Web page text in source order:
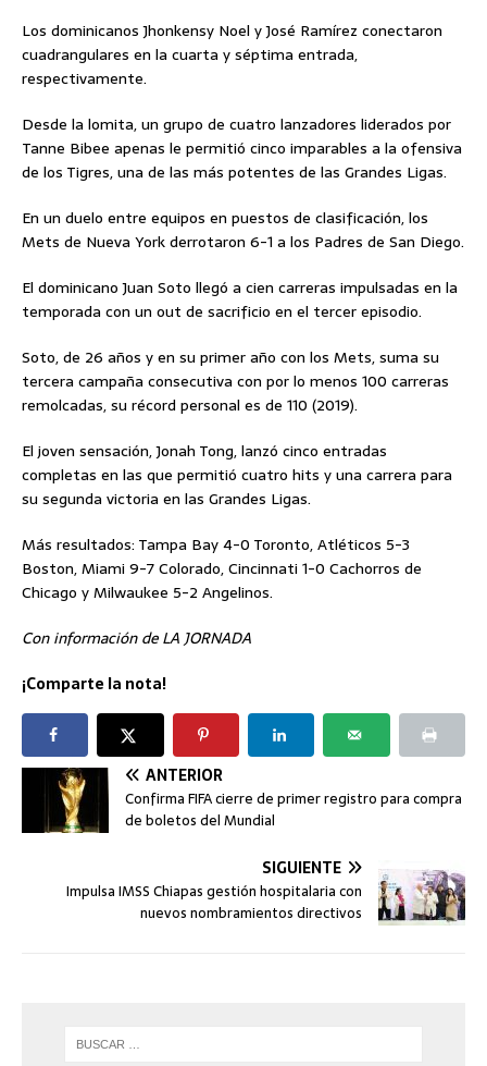
Los dominicanos Jhonkensy Noel y José Ramírez conectaron
cuadrangulares en la cuarta y séptima entrada,
respectivamente.
Desde la lomita, un grupo de cuatro lanzadores liderados por
Tanne Bibee apenas le permitió cinco imparables a la ofensiva
de los Tigres, una de las más potentes de las Grandes Ligas.
En un duelo entre equipos en puestos de clasificación, los
Mets de Nueva York derrotaron 6-1 a los Padres de San Diego.
El dominicano Juan Soto llegó a cien carreras impulsadas en la
temporada con un out de sacrificio en el tercer episodio.
Soto, de 26 años y en su primer año con los Mets, suma su
tercera campaña consecutiva con por lo menos 100 carreras
remolcadas, su récord personal es de 110 (2019).
El joven sensación, Jonah Tong, lanzó cinco entradas
completas en las que permitió cuatro hits y una carrera para
su segunda victoria en las Grandes Ligas.
Más resultados: Tampa Bay 4-0 Toronto, Atléticos 5-3
Boston, Miami 9-7 Colorado, Cincinnati 1-0 Cachorros de
Chicago y Milwaukee 5-2 Angelinos.
Con información de LA JORNADA
¡Comparte la nota!
ANTERIOR
Confirma FIFA cierre de primer registro para compra
de boletos del Mundial
SIGUIENTE
Impulsa IMSS Chiapas gestión hospitalaria con
nuevos nombramientos directivos